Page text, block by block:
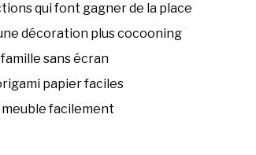
qui font gagner de la place
décoration plus cocooning
sans écran
papier faciles
facilement